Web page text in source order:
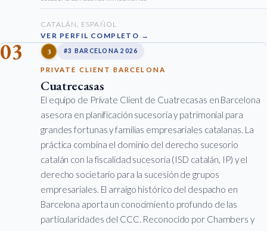
CATALÁN, ESPAÑOL
VER PERFIL COMPLETO →
03 3 #3 BARCELONA 2026
PRIVATE CLIENT BARCELONA
Cuatrecasas
El equipo de Private Client de Cuatrecasas en Barcelona
asesora en planificación sucesoria y patrimonial para
grandes fortunas y familias empresariales catalanas. La
práctica combina el dominio del derecho sucesorio
catalán con la fiscalidad sucesoria (ISD catalán, IP) y el
derecho societario para la sucesión de grupos
empresariales. El arraigo histórico del despacho en
Barcelona aporta un conocimiento profundo de las
particularidades del CCC. Reconocido por Chambers y